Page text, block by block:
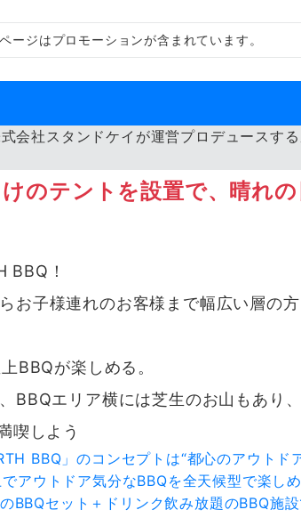
ージはプロモーションが含まれています。
会社スタンドケイが運営プロデュースす
のテントを設置で、晴れ
BBQ！
お子様連れのお客様まで幅広い層の方
BBQが楽しめる。
エリア横には芝生のお山もあり
喫しよう
BBQ」のコンセプトは“都心のアウトド
アウトドア気分なBBQを全天候型で楽し
BBQセット＋ドリンク飲み放題のBBQ施